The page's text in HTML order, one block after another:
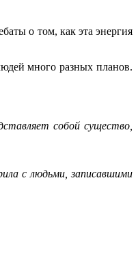
о том, как эта энергия
много разных планов.
собой существо,
с людьми, записавшими